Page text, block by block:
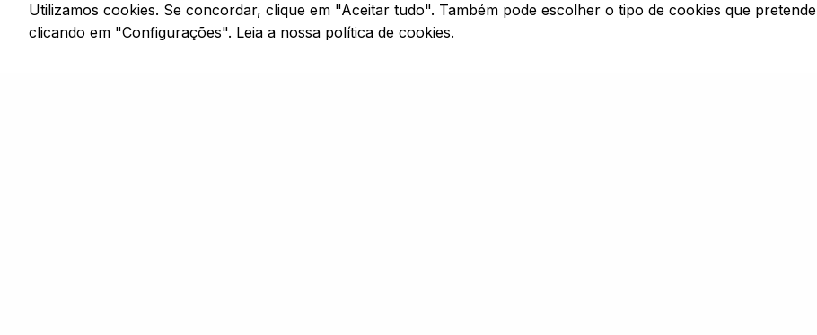
PREDADORES
MIKADO SICARIO 8.5CM -
PREDADORES
MIKADO SICARIO 8.5CM -
Utilizamos cookies. Se concordar, clique em "Aceitar tudo". Também pode escolher o tipo de cookies que pretende
clicando em "Configurações". Leia a nossa política de cookies.